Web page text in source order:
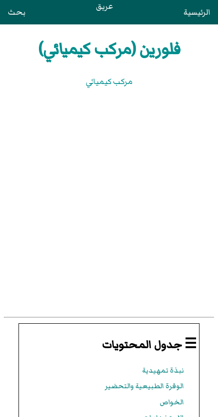
الرئيسية عريق بحث
فلورين (مركب كيميائي)
مركب كيميائي
☰ جدول المحتويات
نبذة تمهيدية
الوفرة الطبيعية والتحضير
الخواص